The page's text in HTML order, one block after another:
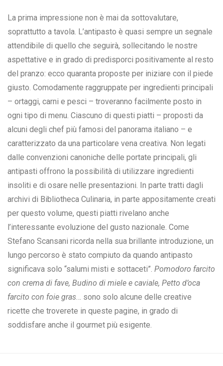
La prima impressione non è mai da sottovalutare,
soprattutto a tavola. L’antipasto è quasi sempre un segnale
attendibile di quello che seguirà, sollecitando le nostre
aspettative e in grado di predisporci positivamente al resto
del pranzo: ecco quaranta proposte per iniziare con il piede
giusto. Comodamente raggruppate per ingredienti principali
– ortaggi, carni e pesci – troveranno facilmente posto in
ogni tipo di menu. Ciascuno di questi piatti – proposti da
alcuni degli chef più famosi del panorama italiano – e
caratterizzato da una particolare vena creativa. Non legati
dalle convenzioni canoniche delle portate principali, gli
antipasti offrono la possibilità di utilizzare ingredienti
insoliti e di osare nelle presentazioni. In parte tratti dagli
archivi di Bibliotheca Culinaria, in parte appositamente creati
per questo volume, questi piatti rivelano anche
l’interessante evoluzione del gusto nazionale. Come
Stefano Scansani ricorda nella sua brillante introduzione, un
lungo percorso è stato compiuto da quando antipasto
significava solo “salumi misti e sottaceti”. Pomodoro farcito
con crema di fave, Budino di miele e caviale, Petto d’oca
farcito con foie gras… sono solo alcune delle creative
ricette che troverete in queste pagine, in grado di
soddisfare anche il gourmet più esigente.